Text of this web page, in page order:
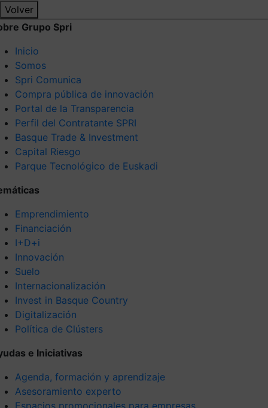
Volver
Grupo Spri
Inicio
Somos
Spri Comunica
Compra pública de innovación
Portal de la Transparencia
Perfil del Contratante SPRI
Basque Trade & Investment
Capital Riesgo
Parque Tecnológico de Euskadi
Emprendimiento
Financiación
I+D+i
Innovación
Suelo
Internacionalización
Invest in Basque Country
Digitalización
Política de Clústers
e Iniciativas
Agenda, formación y aprendizaje
Asesoramiento experto
Espacios promocionales para empresas